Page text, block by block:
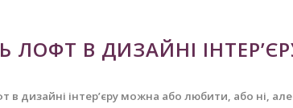
ЛОФТ В ДИЗАЙНІ
в дизайні інтер’єру можна або любити, або ні,